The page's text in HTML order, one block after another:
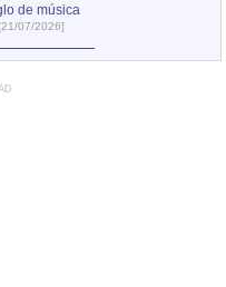
de música
07/2026]